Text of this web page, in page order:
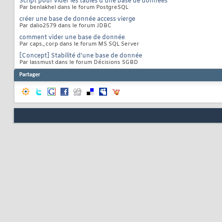
Par benlakhel dans le forum PostgreSQL
créer une base de donnée access vierge
Par dalio2579 dans le forum JDBC
comment vider une base de donnée
Par caps_corp dans le forum MS SQL Server
[Concept] Stabilité d'une base de donnée
Par lassmust dans le forum Décisions SGBD
Partager